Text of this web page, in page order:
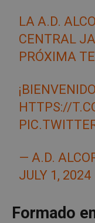
LA A.D.
CENTRAL
PRÓXIMA
HTTPS://
— A.D.
JULY 1, 2024
Formado